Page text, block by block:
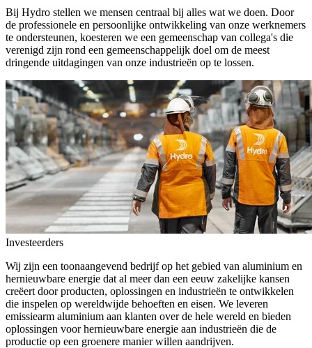
Bij Hydro stellen we mensen centraal bij alles wat we doen. Door
de professionele en persoonlijke ontwikkeling van onze werknemers
te ondersteunen, koesteren we een gemeenschap van collega's die
verenigd zijn rond een gemeenschappelijk doel om de meest
dringende uitdagingen van onze industrieën op te lossen.
Investeerders
Wij zijn een toonaangevend bedrijf op het gebied van aluminium en
hernieuwbare energie dat al meer dan een eeuw zakelijke kansen
creëert door producten, oplossingen en industrieën te ontwikkelen
die inspelen op wereldwijde behoeften en eisen. We leveren
emissiearm aluminium aan klanten over de hele wereld en bieden
oplossingen voor hernieuwbare energie aan industrieën die de
productie op een groenere manier willen aandrijven.